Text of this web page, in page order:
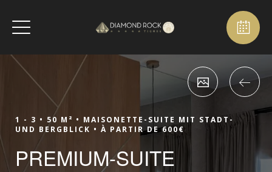
1 - 3 • 50 M² • MAISONETTE-SUITE MIT STADT-
UND BERGBLICK • À PARTIR DE 600€
PREMIUM-SUITE